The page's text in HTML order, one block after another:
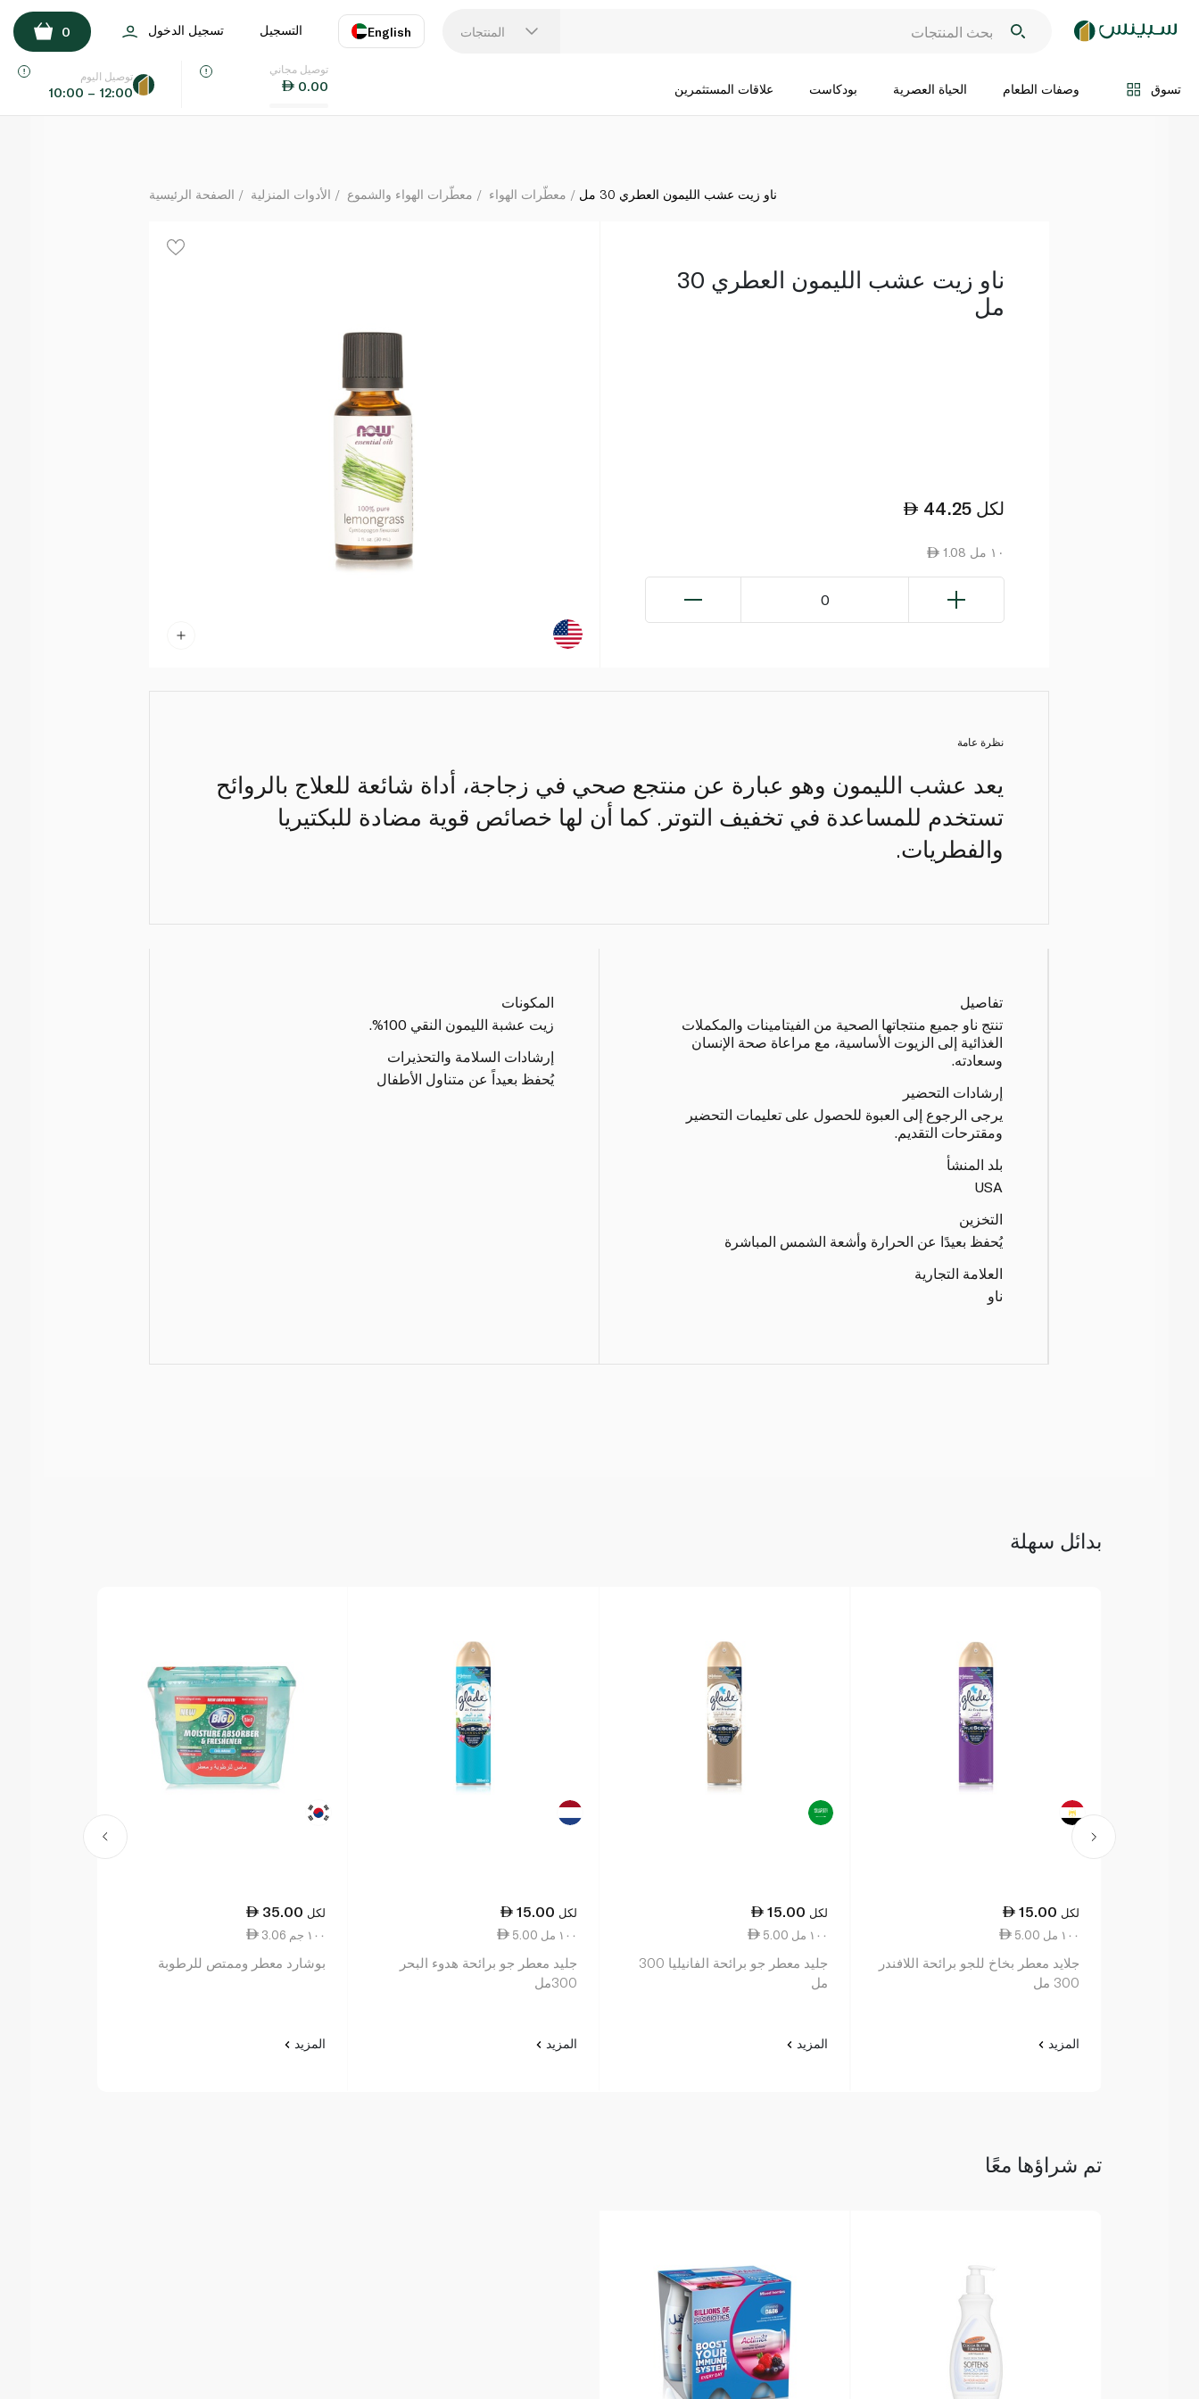
المنتجات English
اللغة
التسجيل تسجيل الدخول 0
تسوق وصفات الطعام الحياة العصرية بودكاست علاقات المستثمرين
توصيل مجاني
0.00
توصيل اليوم
10:00 – 12:00
اضف الى السلة
الصفحة الرئيسية الأدوات المنزلية معطّرات الهواء والشموع معطّرات الهواء ناو زيت عشب الليمون العطري 30 مل
ناو زيت عشب الليمون العطري 30
مل
44.25 لكل
1.08 ١٠ مل
0
نظرة عامة
يعد عشب الليمون وهو عبارة عن منتجع صحي في زجاجة، أداة شائعة للعلاج بالروائح
تستخدم للمساعدة في تخفيف التوتر. كما أن لها خصائص قوية مضادة للبكتيريا
والفطريات.
تفاصيل
تنتج ناو جميع منتجاتها الصحية من الفيتامينات والمكملات
الغذائية إلى الزيوت الأساسية، مع مراعاة صحة الإنسان
وسعادته.
إرشادات التحضير
يرجى الرجوع إلى العبوة للحصول على تعليمات التحضير
ومقترحات التقديم.
بلد المنشأ
USA
التخزين
يُحفظ بعيدًا عن الحرارة وأشعة الشمس المباشرة
العلامة التجارية
ناو
المكونات
زيت عشبة الليمون النقي 100%.
إرشادات السلامة والتحذيرات
يُحفظ بعيداً عن متناول الأطفال
بدائل سهلة
15.00 لكل
5.00 ١٠٠ مل
جلايد معطر بخاخ للجو برائحة اللافندر
300 مل
المزيد
15.00 لكل
5.00 ١٠٠ مل
جليد معطر جو برائحة الفانيليا 300
مل
المزيد
15.00 لكل
5.00 ١٠٠ مل
جليد معطر جو برائحة هدوء البحر
300مل
المزيد
35.00 لكل
3.06 ١٠٠ جم
بوشارد معطر وممتص للرطوبة
المزيد
تم شراؤها معًا